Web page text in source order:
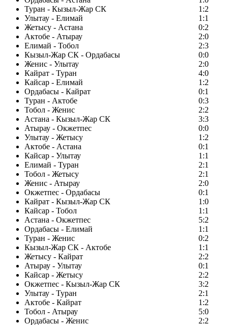
Туран - Кызыл-Жар СК
1:2
Улытау - Елимай
1:1
Жетысу - Астана
0:2
Актобе - Атырау
2:0
Елимай - Тобол
2:3
Кызыл-Жар СК - Ордабасы
0:0
Женис - Улытау
2:0
Кайрат - Туран
4:0
Кайсар - Елимай
1:2
Ордабасы - Кайрат
0:1
Туран - Актобе
0:3
Тобол - Женис
2:2
Астана - Кызыл-Жар СК
3:3
Атырау - Окжетпес
0:0
Улытау - Жетысу
1:2
Актобе - Астана
0:1
Кайсар - Улытау
1:1
Елимай - Туран
2:1
Тобол - Жетысу
2:1
Женис - Атырау
2:0
Окжетпес - Ордабасы
0:1
Кайрат - Кызыл-Жар СК
1:0
Кайсар - Тобол
1:1
Астана - Окжетпес
5:2
Ордабасы - Елимай
1:1
Туран - Женис
0:2
Кызыл-Жар СК - Актобе
1:1
Жетысу - Кайрат
2:2
Атырау - Улытау
0:1
Кайсар - Жетысу
2:2
Окжетпес - Кызыл-Жар СК
3:2
Улытау - Туран
2:1
Актобе - Кайрат
1:2
Тобол - Атырау
5:0
Ордабасы - Женис
2:2